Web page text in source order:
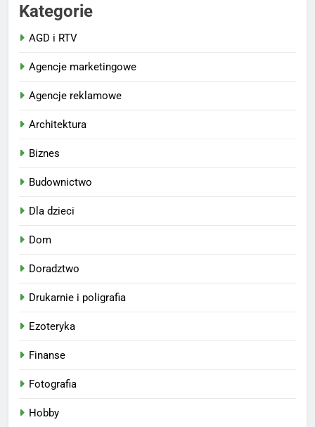
Kategorie
AGD i RTV
Agencje marketingowe
Agencje reklamowe
Architektura
Biznes
Budownictwo
Dla dzieci
Dom
Doradztwo
Drukarnie i poligrafia
Ezoteryka
Finanse
Fotografia
Hobby